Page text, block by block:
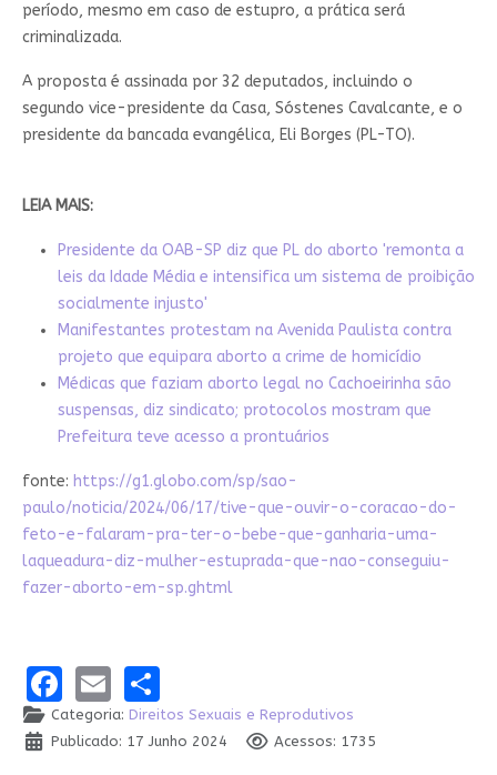
período, mesmo em caso de estupro, a prática será
criminalizada.
A proposta é assinada por 32 deputados, incluindo o
segundo vice-presidente da Casa, Sóstenes Cavalcante, e o
presidente da bancada evangélica, Eli Borges (PL-TO).
LEIA MAIS:
Presidente da OAB-SP diz que PL do aborto 'remonta a
leis da Idade Média e intensifica um sistema de proibição
socialmente injusto'
Manifestantes protestam na Avenida Paulista contra
projeto que equipara aborto a crime de homicídio
Médicas que faziam aborto legal no Cachoeirinha são
suspensas, diz sindicato; protocolos mostram que
Prefeitura teve acesso a prontuários
fonte: https://g1.globo.com/sp/sao-
paulo/noticia/2024/06/17/tive-que-ouvir-o-coracao-do-
feto-e-falaram-pra-ter-o-bebe-que-ganharia-uma-
laqueadura-diz-mulher-estuprada-que-nao-conseguiu-
fazer-aborto-em-sp.ghtml
Facebook
EmailShare
Categoria: Direitos Sexuais e Reprodutivos
Publicado: 17 Junho 2024
Acessos: 1735